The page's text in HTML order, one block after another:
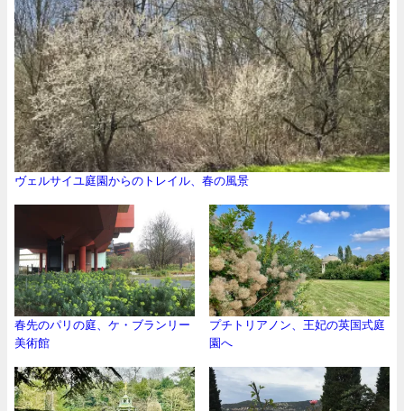
ヴェルサイユ庭園からのトレイル、春の風景
春先のパリの庭、ケ・ブランリー
美術館
プチトリアノン、王妃の英国式庭
園へ